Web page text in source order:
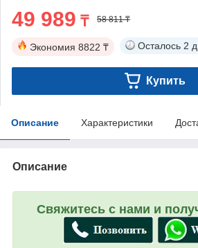
49 989 ₸ 58 811 ₸
Экономия 8822 ₸ Осталось 2
Купить
Описание Характеристики
Описание
Свяжитесь с нами и